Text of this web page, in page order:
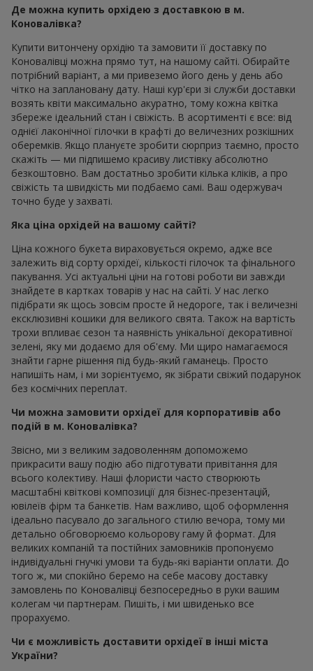
Де можна купить орхідею з доставкою в м.
Коновалівка?
Купити витончену орхідію та замовити її доставку по
Коновалівці можна прямо тут, на нашому сайті. Обирайте
потрібний варіант, а ми привеземо його день у день або
чітко на заплановану дату. Наші кур'єри зі служби доставки
возять квіти максимально акуратно, тому кожна квітка
збереже ідеальний стан і свіжість. В асортименті є все: від
однієї лаконічної гілочки в крафті до величезних розкішних
оберемків. Якщо плануєте зробити сюрприз таємно, просто
скажіть — ми підпишемо красиву листівку абсолютно
безкоштовно. Вам достатньо зробити кілька кліків, а про
свіжість та швидкість ми подбаємо самі. Ваш одержувач
точно буде у захваті.
Яка ціна орхідей на вашому сайті?
Ціна кожного букета вираховується окремо, адже все
залежить від сорту орхідеї, кількості гілочок та фінального
пакування. Усі актуальні ціни на готові роботи ви завжди
знайдете в картках товарів у нас на сайті. У нас легко
підібрати як щось зовсім просте й недороге, так і величезні
ексклюзивні кошики для великого свята. Також на вартість
трохи впливає сезон та наявність унікальної декоративної
зелені, яку ми додаємо для об'єму. Ми щиро намагаємося
знайти гарне рішення під будь-який гаманець. Просто
напишіть нам, і ми зорієнтуємо, як зібрати свіжий подарунок
без космічних переплат.
Чи можна замовити орхідеї для корпоративів або
подій в м. Коновалівка?
Звісно, ми з великим задоволенням допоможемо
прикрасити вашу подію або підготувати привітання для
всього колективу. Наші флористи часто створюють
масштабні квіткові композиції для бізнес-презентацій,
ювілеїв фірм та банкетів. Нам важливо, щоб оформлення
ідеально пасувало до загального стилю вечора, тому ми
детально обговорюємо кольорову гаму й формат. Для
великих компаній та постійних замовників пропонуємо
індивідуальні гнучкі умови та будь-які варіанти оплати. До
того ж, ми спокійно беремо на себе масову доставку
замовлень по Коновалівці безпосередньо в руки вашим
колегам чи партнерам. Пишіть, і ми швиденько все
прорахуємо.
Чи є можливість доставити орхідеї в інші міста
України?